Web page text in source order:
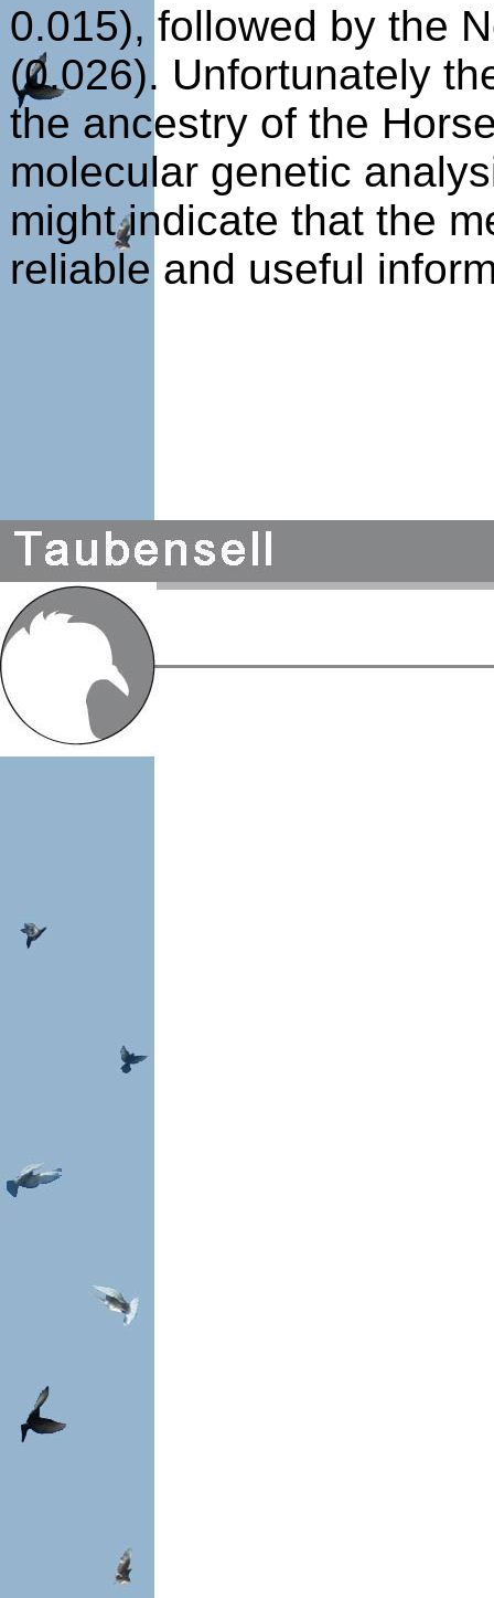
0.015), followed by the
(0.026). Unfortunately
the ancestry of the
molecular genetic
might indicate that the
reliable and useful